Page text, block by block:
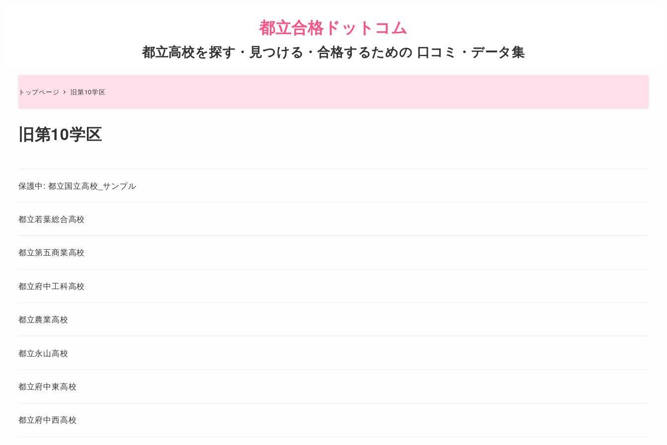
都立合格ドットコム
都立高校を探す・見つける・合格するための 口コミ・データ集
トップページ 旧第10学区
旧第10学区
保護中: 都立国立高校_サンプル
都立若葉総合高校
都立第五商業高校
都立府中工科高校
都立農業高校
都立永山高校
都立府中東高校
都立府中西高校